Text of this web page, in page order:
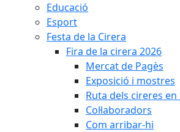
Educació
Esport
Festa de la Cirera
Fira de la cirera 2026
Mercat de Pagès
Exposició i mostres
Ruta dels cireres
Col·laboradors
Com arribar-hi